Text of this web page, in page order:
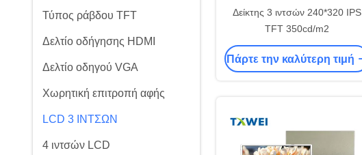
Τύπος ράβδου TFT
Δελτίο οδήγησης HDMI
Δελτίο οδηγού VGA
Χωρητική επιτροπή αφής
LCD 3 ΙΝΤΣΩΝ
4 ιντσών LCD
Δείκτης 3 ιντσών 240*320 IPS
TFT 350cd/m2
Πάρτε την καλύτερη τιμή